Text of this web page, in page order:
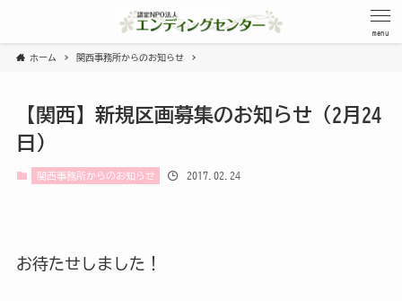
menu
ホーム 関西事務所からのお知らせ
【関西】新規区画募集のお知らせ（2月24
日）
関西事務所からのお知らせ 2017.02.24
お待たせしました！